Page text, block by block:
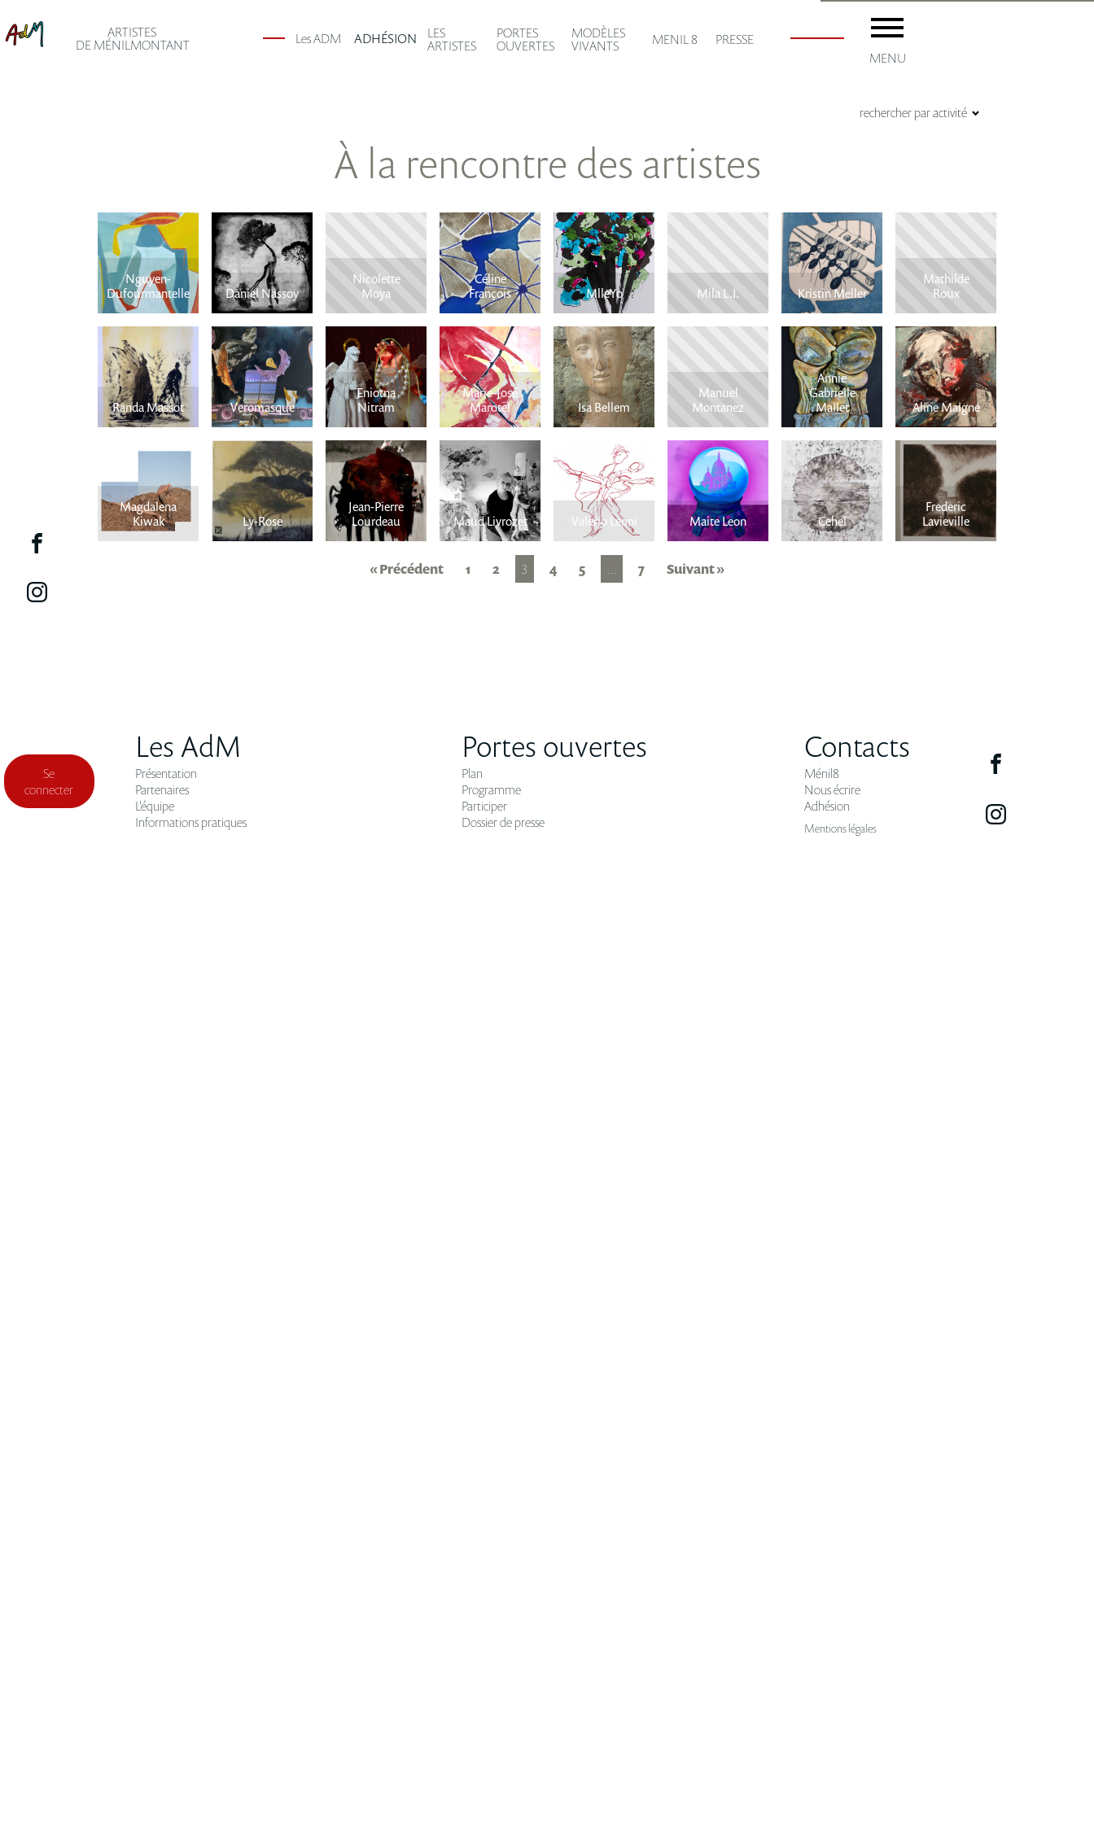
ARTISTES
DE MÉNILMONTANT Les ADM ADHÉSION LES
ARTISTES
PORTES
OUVERTES
MODÈLES
VIVANTS MENIL 8
PRESSE
MENU
ménil8
Modèles vivants
partenaires
Portes Ouvertes 2026
rechercher par activité
À la rencontre des artistes
Nguyen-
Dufourmantelle
Daniel Nassoy
Nicolette
Moya
Céline
François
MlleYo Mila L.I. Kristin Meller
Mathilde
Roux
Randa Massot Veromasque
Eniotna
Nitram
Marie-José
Marotel
Isa Bellem
Manuel
Montanez
Annie
Gabrielle
Mallet
Aline Maigne
Magdalena
Kiwak
Ly-Rose
Jean-Pierre
Lourdeau
Maud Livrozet Valerio Leoni Maite Leon Cehel
Frederic
Lavieville
« Précédent 1 2 3 4 5 … 7 Suivant »
Se
connecter
Les AdM
Présentation
Partenaires
L'équipe
Informations pratiques
Portes ouvertes
Plan
Programme
Participer
Dossier de presse
Contacts
Ménil8
Nous écrire
Adhésion
Mentions légales